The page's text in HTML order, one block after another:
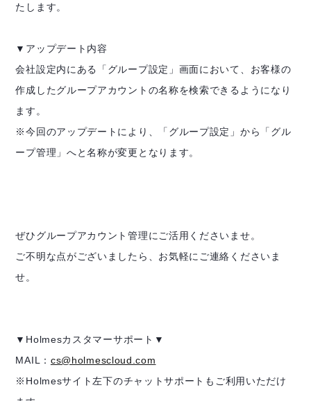
たします。
▼アップデート内容
会社設定内にある「グループ設定」画面において、お客様の
作成したグループアカウントの名称を検索できるようになり
ます。
※今回のアップデートにより、「グループ設定」から「グル
ープ管理」へと名称が変更となります。
ぜひグループアカウント管理にご活用くださいませ。
ご不明な点がございましたら、お気軽にご連絡くださいま
せ。
▼Holmesカスタマーサポート▼
MAIL： cs@holmescloud.com
※Holmesサイト左下のチャットサポートもご利用いただけ